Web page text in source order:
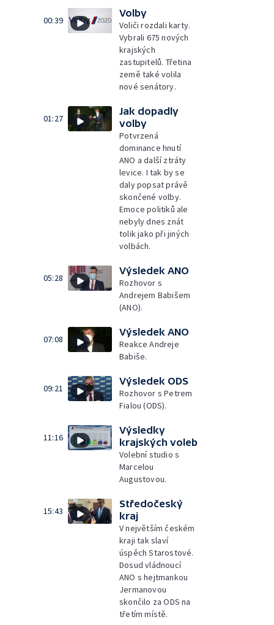
00:39
Volby
Voliči rozdali karty.
Vybrali 675 nových
krajských
zastupitelů. Třetina
země také volila
nové senátory.
01:27
Jak dopadly
volby
Potvrzená
dominance hnutí
ANO a další ztráty
levice. I tak by se
daly popsat právě
skončené volby.
Emoce politiků ale
nebyly dnes znát
tolik jako při jiných
volbách.
05:28
Výsledek ANO
Rozhovor s
Andrejem Babišem
(ANO).
07:08
Výsledek ANO
Reakce Andreje
Babiše.
09:21
Výsledek ODS
Rozhovor s Petrem
Fialou (ODS).
11:16
Výsledky
krajských voleb
Volební studio s
Marcelou
Augustovou.
15:43
Středočeský
kraj
V největším českém
kraji tak slaví
úspěch Starostové.
Dosud vládnoucí
ANO s hejtmankou
Jermanovou
skončilo za ODS na
třetím místě.